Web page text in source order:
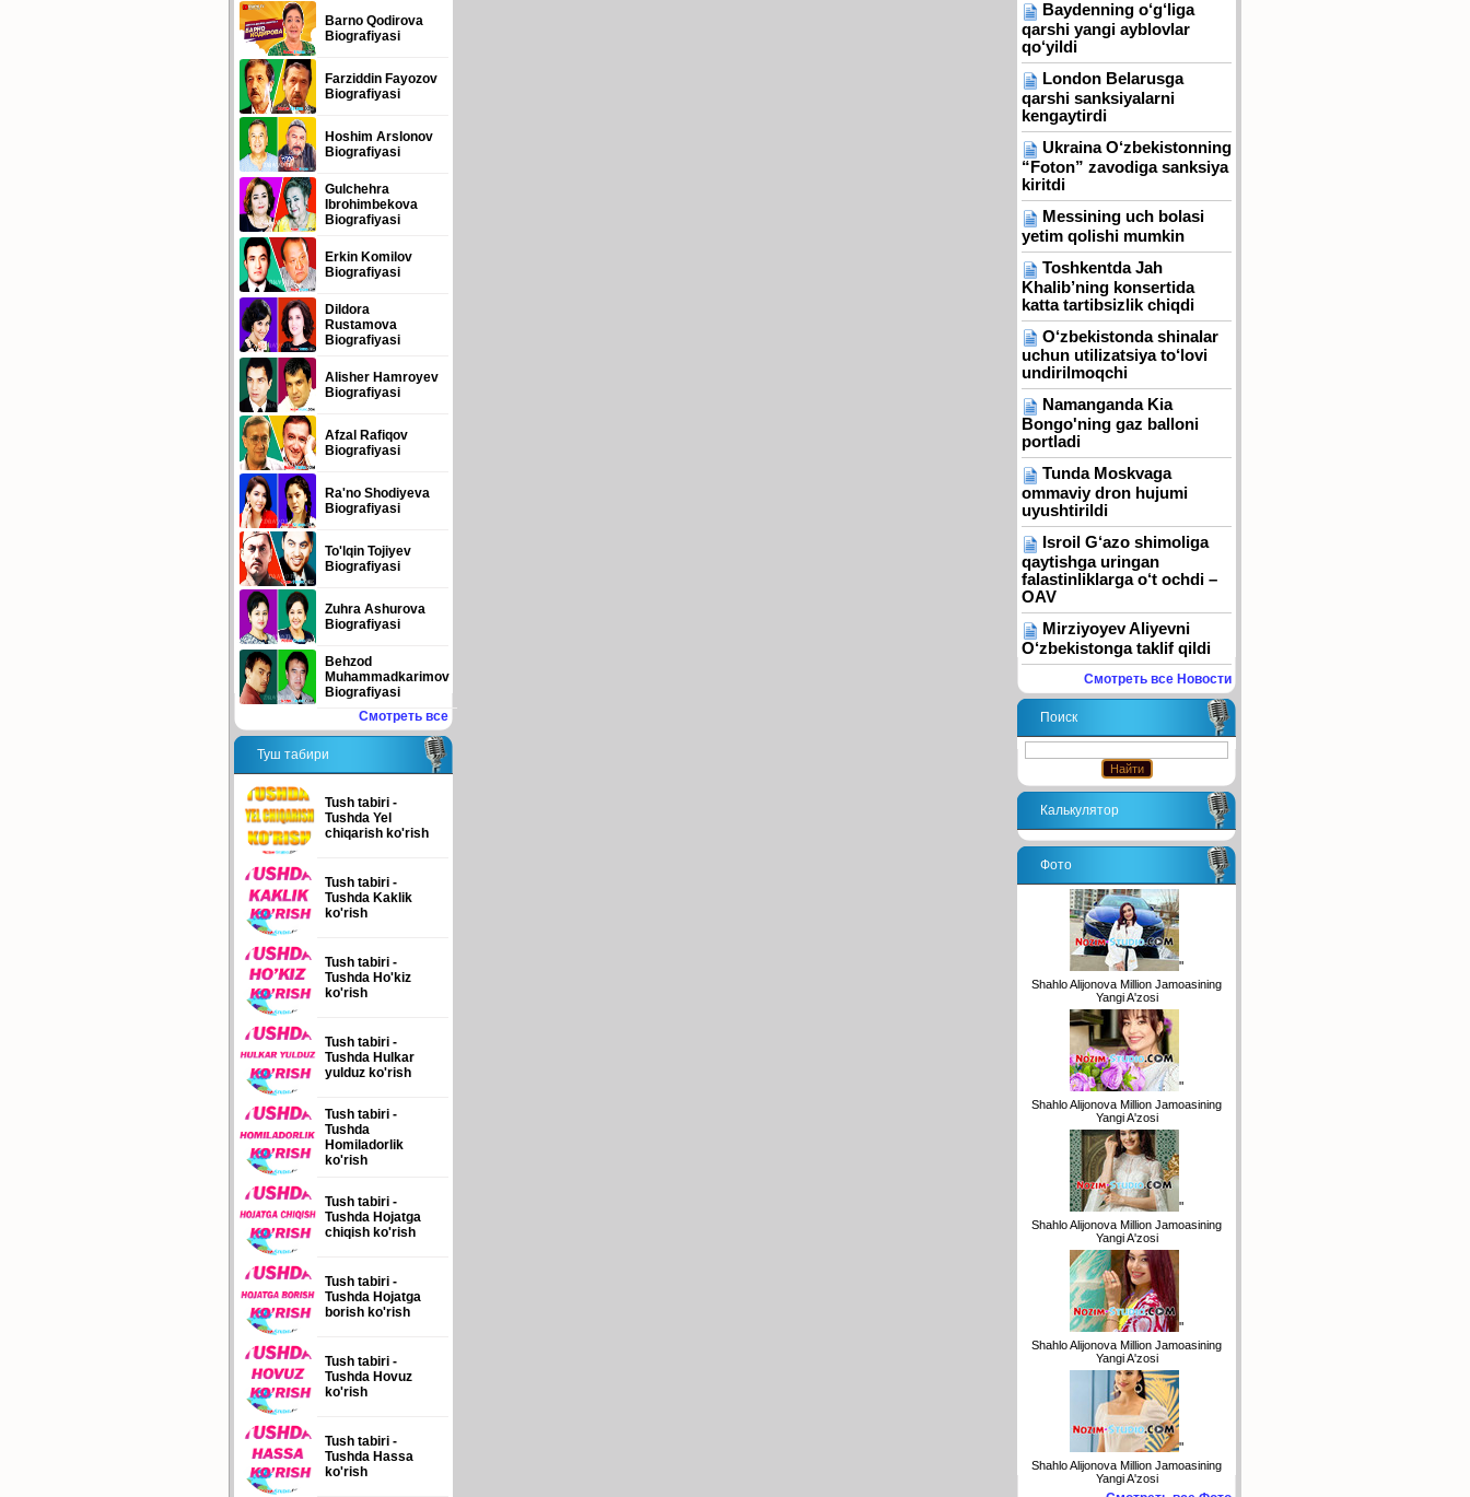
Barno Qodirova
Biografiyasi
Farziddin Fayozov
Biografiyasi
Hoshim Arslonov
Biografiyasi
Gulchehra
Ibrohimbekova
Biografiyasi
Erkin Komilov
Biografiyasi
Dildora
Rustamova
Biografiyasi
Alisher Hamroyev
Biografiyasi
Afzal Rafiqov
Biografiyasi
Ra'no Shodiyeva
Biografiyasi
To'lqin Tojiyev
Biografiyasi
Zuhra Ashurova
Biografiyasi
Behzod
Muhammadkarimov
Biografiyasi
Смотреть все
Туш табири
Tush tabiri -
Tushda Yel
chiqarish ko'rish
Tush tabiri -
Tushda Kaklik
ko'rish
Tush tabiri -
Tushda Ho'kiz
ko'rish
Tush tabiri -
Tushda Hulkar
yulduz ko'rish
Tush tabiri -
Tushda
Homiladorlik
ko'rish
Tush tabiri -
Tushda Hojatga
chiqish ko'rish
Tush tabiri -
Tushda Hojatga
borish ko'rish
Tush tabiri -
Tushda Hovuz
ko'rish
Tush tabiri -
Tushda Hassa
ko'rish
Baydenning o‘g‘liga
qarshi yangi ayblovlar
qo‘yildi
London Belarusga
qarshi sanksiyalarni
kengaytirdi
Ukraina O‘zbekistonning
“Foton” zavodiga sanksiya
kiritdi
Messining uch bolasi
yetim qolishi mumkin
Toshkentda Jah
Khalib’ning konsertida
katta tartibsizlik chiqdi
O‘zbekistonda shinalar
uchun utilizatsiya to‘lovi
undirilmoqchi
Namanganda Kia
Bongo'ning gaz balloni
portladi
Tunda Moskvaga
ommaviy dron hujumi
uyushtirildi
Isroil G‘azo shimoliga
qaytishga uringan
falastinliklarga o‘t ochdi –
OAV
Mirziyoyev Aliyevni
O‘zbekistonga taklif qildi
Смотреть все Новости
Поиск
Калькулятор
Фото
"
Shahlo Alijonova Million Jamoasining
Yangi A'zosi
"
Shahlo Alijonova Million Jamoasining
Yangi A'zosi
"
Shahlo Alijonova Million Jamoasining
Yangi A'zosi
"
Shahlo Alijonova Million Jamoasining
Yangi A'zosi
"
Shahlo Alijonova Million Jamoasining
Yangi A'zosi